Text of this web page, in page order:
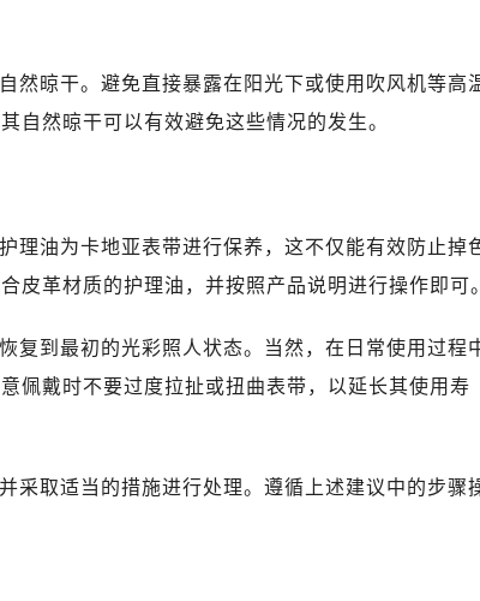
然晾干。避免直接暴露在阳光下或使用吹风机等高
自然晾干可以有效避免这些情况的发生。
理油为卡地亚表带进行保养，这不仅能有效防止掉
皮革材质的护理油，并按照产品说明进行操作即可
复到最初的光彩照人状态。当然，在日常使用过程
佩戴时不要过度拉扯或扭曲表带，以延长其使用寿
采取适当的措施进行处理。遵循上述建议中的步骤